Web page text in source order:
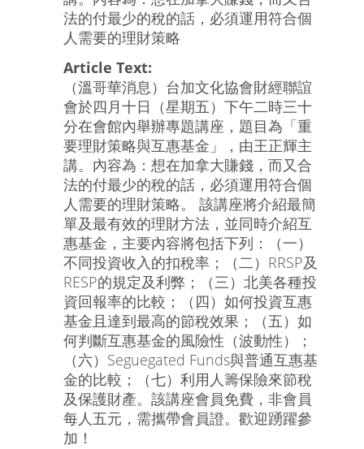
法的付最少的稅的話，必須運用符合個
人需要的理財策略
Article Text:
（溫哥華消息）台加文化協會財經聯誼
會於四月十日（星期五）下午二時三十
分在會館內舉辦專題講座，題目為「重
要理財策略與互惠基金」，由王正輝主
講。內容為：想在加拿大賺錢，而又合
法的付最少的稅的話，必須運用符合個
人需要的理財策略。 該講座將介紹最簡
單及最有效的理財方法，並同時介紹互
惠基金，主要內容將包括下列：（一）
不同投資收入的扣稅率；（二）RRSP及
RESP的規定及利弊；（三）北美各種投
資回報率的比較；（四）如何投資互惠
基金且達到最高的節稅效果；（五）如
何判斷互惠基金的風險性（波動性）；
（六）Seguegated Funds與普通互惠基
金的比較；（七）利用人籌保險來節稅
及保護財產。該講座會員免費，非會員
每人五元，需攜帶會員證。歡迎踴躍參
加！